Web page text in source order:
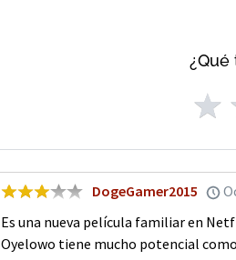
DogeGamer2015
Es una nueva película familiar en
Oyelowo tiene mucho potencial